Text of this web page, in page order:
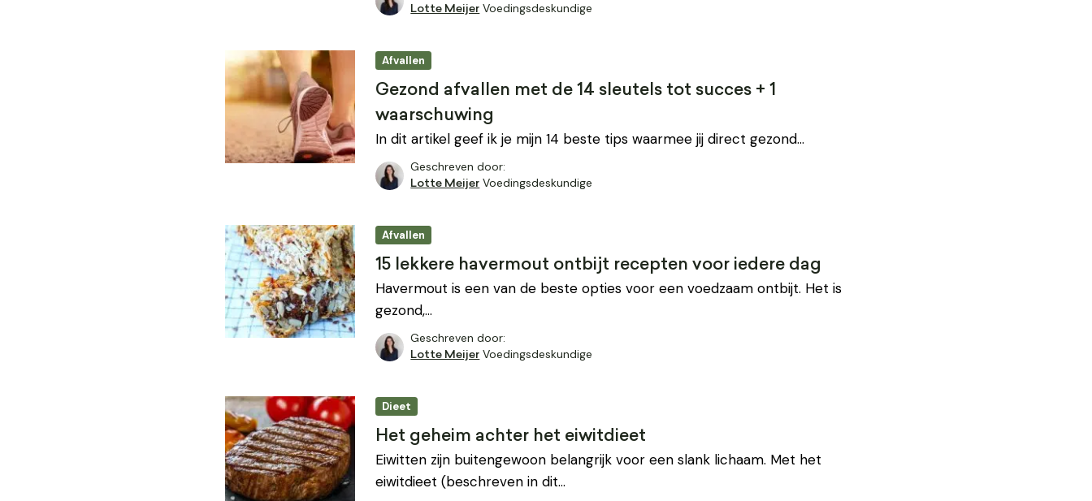
Lotte Meijer Voedingsdeskundige
Afvallen
Gezond afvallen met de 14 sleutels tot succes + 1
waarschuwing
In dit artikel geef ik je mijn 14 beste tips waarmee jij direct gezond…
Geschreven door:
Lotte Meijer Voedingsdeskundige
Afvallen
15 lekkere havermout ontbijt recepten voor iedere dag
Havermout is een van de beste opties voor een voedzaam ontbijt. Het is
gezond,…
Geschreven door:
Lotte Meijer Voedingsdeskundige
Dieet
Het geheim achter het eiwitdieet
Eiwitten zijn buitengewoon belangrijk voor een slank lichaam. Met het
eiwitdieet (beschreven in dit…